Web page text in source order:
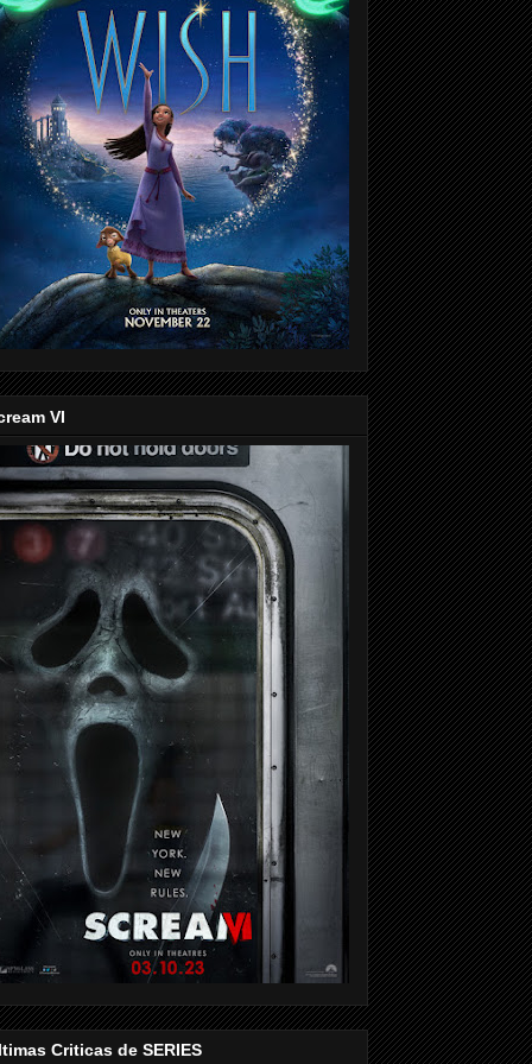
VI
Criticas de SERIES